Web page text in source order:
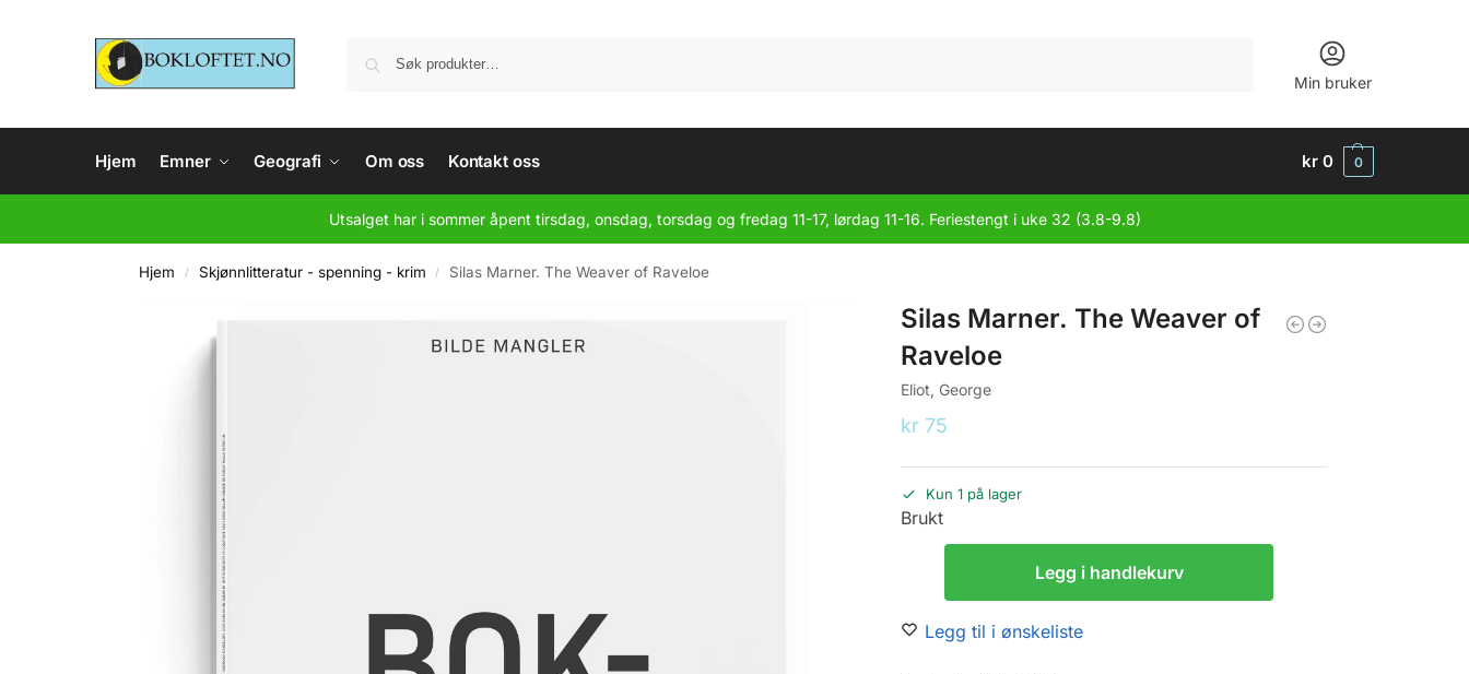
Min bruker
Hjem Emner Geografi Om oss Kontakt oss kr 0 0
Utsalget har i sommer åpent tirsdag, onsdag, torsdag og fredag 11-17, lørdag 11-16. Feriestengt i uke 32 (3.8-9.8)
Hjem / Skjønnlitteratur - spenning - krim / Silas Marner. The Weaver of Raveloe
Silas Marner. The Weaver of
Raveloe
Eliot, George
kr 75
Kun 1 på lager
Brukt
Legg i handlekurv
Legg til i ønskeliste